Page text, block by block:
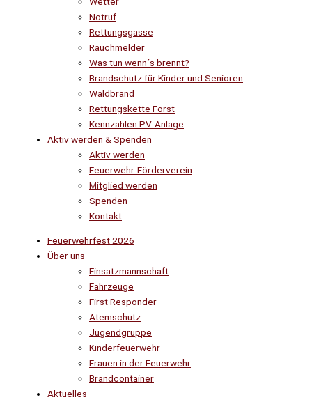
Notruf
Rettungsgasse
Rauchmelder
Was tun wenn´s brennt?
Brandschutz für Kinder und Senioren
Waldbrand
Rettungskette Forst
Kennzahlen PV-Anlage
Aktiv werden & Spenden
Aktiv werden
Feuerwehr-Förderverein
Mitglied werden
Spenden
Kontakt
Feuerwehrfest 2026
Über uns
Einsatzmannschaft
Fahrzeuge
First Responder
Atemschutz
Jugendgruppe
Kinderfeuerwehr
Frauen in der Feuerwehr
Brandcontainer
Aktuelles